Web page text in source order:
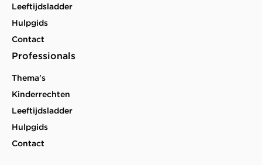
Leeftijdsladder
Hulpgids
Contact
Professionals
Thema's
Kinderrechten
Leeftijdsladder
Hulpgids
Contact